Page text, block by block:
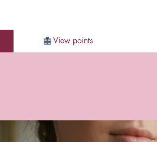
View points